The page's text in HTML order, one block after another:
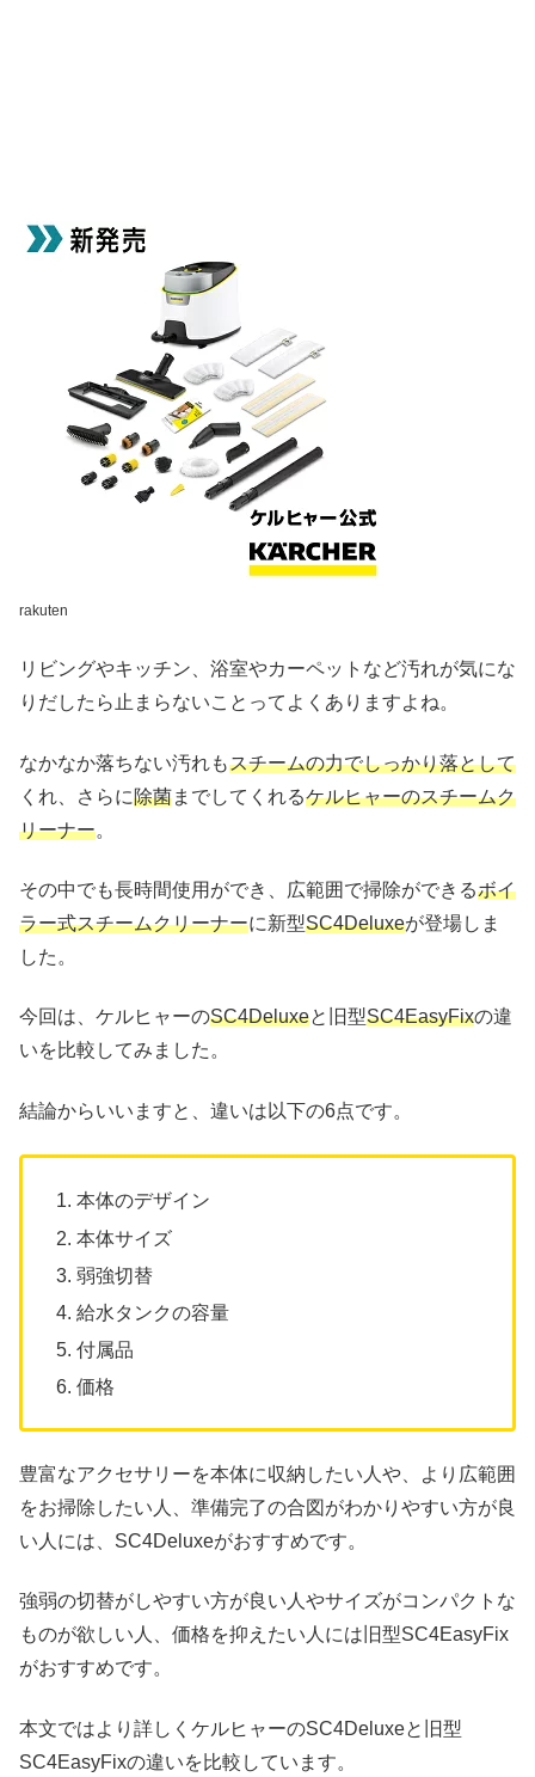
rakuten
リビングやキッチン、浴室やカーペットなど汚れが気にな
りだしたら止まらないことってよくありますよね。
なかなか落ちない汚れもスチームの力でしっかり落として
くれ、さらに除菌までしてくれるケルヒャーのスチームク
リーナー。
その中でも長時間使用ができ、広範囲で掃除ができるボイ
ラー式スチームクリーナーに新型SC4Deluxeが登場しま
した。
今回は、ケルヒャーのSC4Deluxeと旧型SC4EasyFixの違
いを比較してみました。
結論からいいますと、違いは以下の6点です。
本体のデザイン
本体サイズ
弱強切替
給水タンクの容量
付属品
価格
豊富なアクセサリーを本体に収納したい人や、より広範囲
をお掃除したい人、準備完了の合図がわかりやすい方が良
い人には、SC4Deluxeがおすすめです。
強弱の切替がしやすい方が良い人やサイズがコンパクトな
ものが欲しい人、価格を抑えたい人には旧型SC4EasyFix
がおすすめです。
本文ではより詳しくケルヒャーのSC4Deluxeと旧型
SC4EasyFixの違いを比較しています。